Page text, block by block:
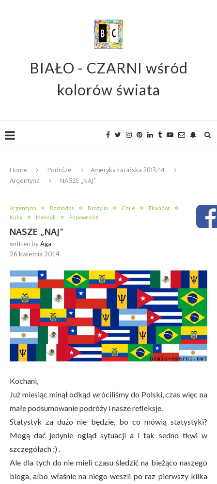
BIAŁO - CZARNI wśród
kolorów świata
Home Podróże
Ameryka Łacińska 2013/14
Argentyna
NASZE „NAJ”
Argentyna Barbados Brazylia Chile
Ekwador
Kuba
Meksyk Po powrocie
NASZE „NAJ”
written byAga
26 kwietnia 2014
Kochani,
Już miesiąc minął odkąd wróciliśmy do Polski, czas więc na
małe podsumowanie podróży i nasze refleksje.
Statystyk za dużo nie będzie, bo co mówią statystyki?
Mogą dać jedynie ogląd sytuacji a i tak sedno tkwi w
szczegółach :) .
Ale dla tych do nie mieli czasu śledzić na bieżąco naszego
bloga, albo właśnie na niego weszli po raz pierwszy kilka